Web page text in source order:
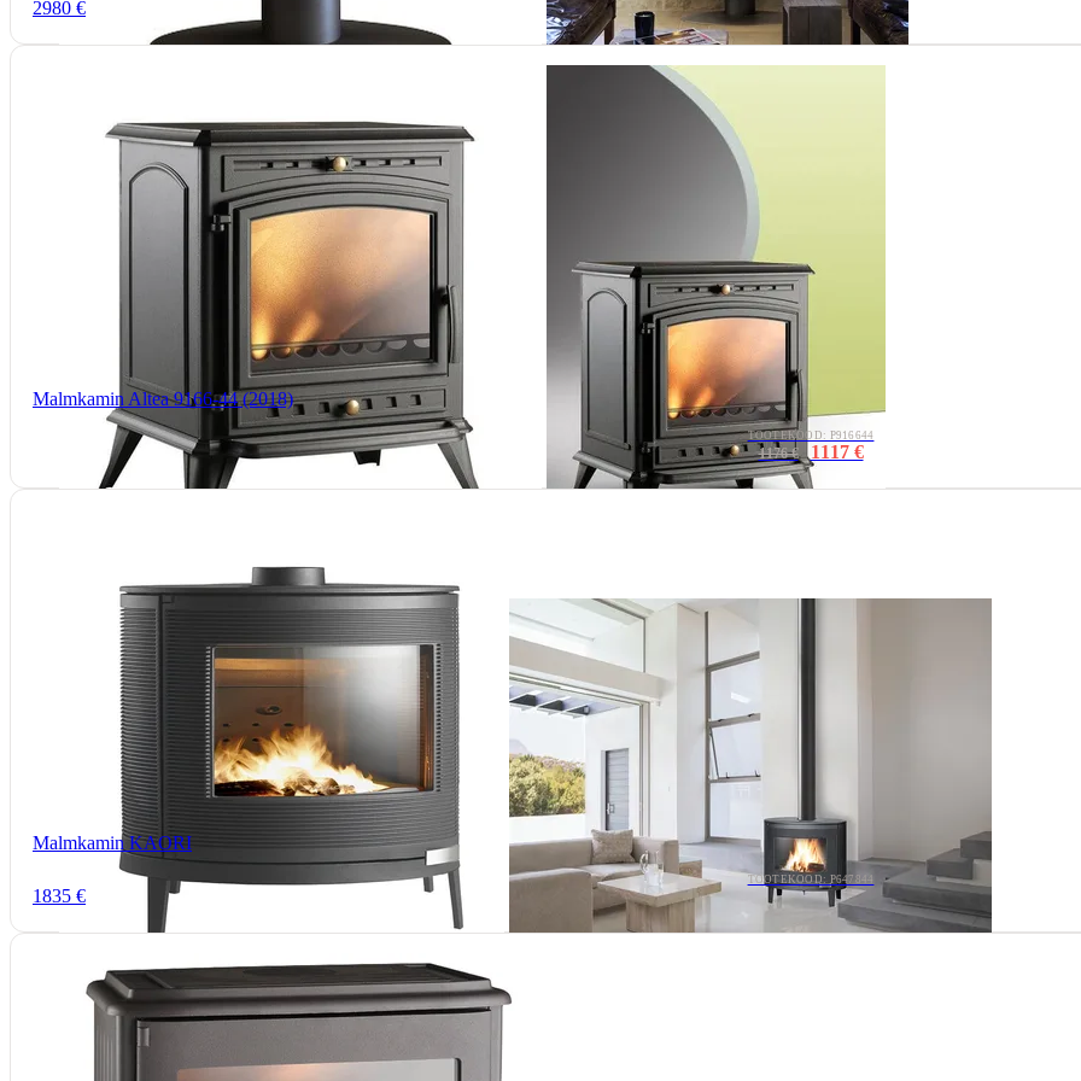
2980 €
Malmkamin Altea 9166-44 (2018)
TOOTEKOOD: P916644
1176 € 1117 €
Malmkamin KAORI
TOOTEKOOD: P647844
1835 €